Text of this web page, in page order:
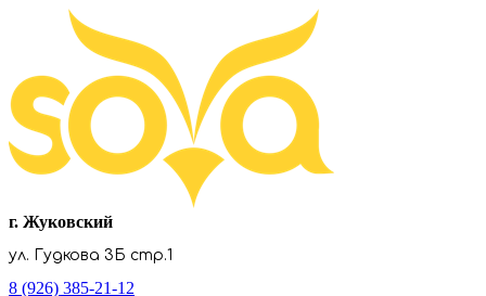
г. Жуковский
ул. Гудкова 3Б стр.1
8 (926) 385-21-12